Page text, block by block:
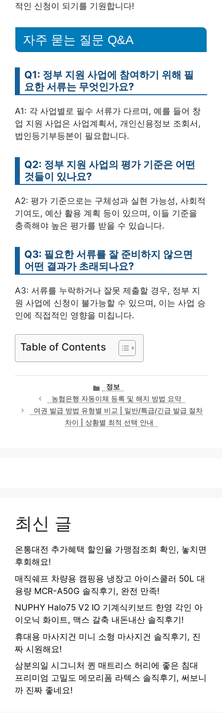
적인 신청이 되기를 기원합니다!
자주 묻는 질문 Q&A
Q1: 정부 지원 사업에 참여하기 위해 필
요한 서류는 무엇인가요?
A1: 각 사업별로 필수 서류가 다르며, 예를 들어 창
업 지원 사업은 사업계획서, 개인신용정보 조회서,
법인등기부등본이 필요합니다.
Q2: 정부 지원 사업의 평가 기준은 어떤
것들이 있나요?
A2: 평가 기준으로는 구체성과 실현 가능성, 사회적
기여도, 예산 활용 계획 등이 있으며, 이들 기준을
충족해야 높은 평가를 받을 수 있습니다.
Q3: 필요한 서류를 잘 준비하지 않으면
어떤 결과가 초래되나요?
A3: 서류를 누락하거나 잘못 제출할 경우, 정부 지
원 사업에 신청이 불가능할 수 있으며, 이는 사업 승
인에 직접적인 영향을 미칩니다.
Table of Contents
카
테
고
리
정보
농협은행 자동이체 등록 및 해지 방법 요약
여권 발급 방법 유형별 비교 | 일반/특급/긴급 발급 절차
차이 | 상황별 최적 선택 안내
최신 글
온통대전 추가혜택 할인율 가맹점조회 확인, 놓치면
후회해요!
매직쉐프 차량용 캠핑용 냉장고 아이스쿨러 50L 대
용량 MCR-A50G 솔직후기, 완전 만족!
NUPHY Halo75 V2 IO 기계식키보드 한영 각인 아
이오닉 화이트, 맥스 갈축 내돈내산 솔직후기!
휴대용 마사지건 미니 소형 마사지건 솔직후기, 진
짜 시원해요!
삼분의일 시그니처 퀸 매트리스 허리에 좋은 침대
프리미엄 고밀도 메모리폼 라텍스 솔직후기, 써보니
까 진짜 좋네요!